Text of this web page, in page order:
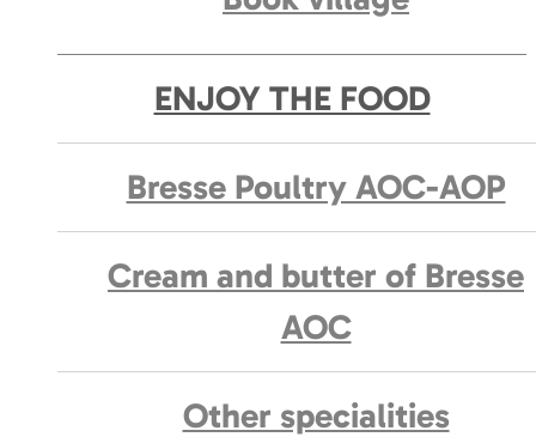
ENJOY THE FOOD
Bresse Poultry AOC-AOP
Cream and butter of Bresse
AOC
Other specialities